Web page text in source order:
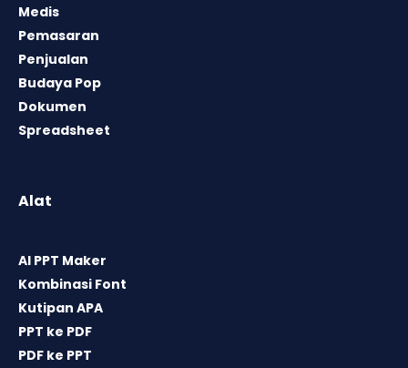
Medis
Pemasaran
Penjualan
Budaya Pop
Dokumen
Spreadsheet
Alat
AI PPT Maker
Kombinasi Font
Kutipan APA
PPT ke PDF
PDF ke PPT